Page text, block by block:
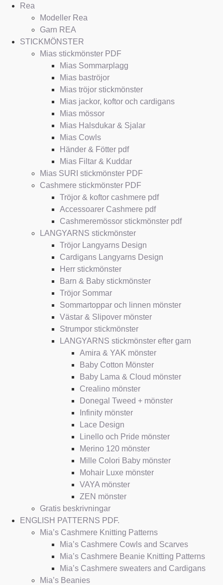
Rea
Modeller Rea
Garn REA
STICKMÖNSTER
Mias stickmönster PDF
Mias Sommarplagg
Mias baströjor
Mias tröjor stickmönster
Mias jackor, koftor och cardigans
Mias mössor
Mias Halsdukar & Sjalar
Mias Cowls
Händer & Fötter pdf
Mias Filtar & Kuddar
Mias SURI stickmönster PDF
Cashmere stickmönster PDF
Tröjor & koftor cashmere pdf
Accessoarer Cashmere pdf
Cashmeremössor stickmönster pdf
LANGYARNS stickmönster
Tröjor Langyarns Design
Cardigans Langyarns Design
Herr stickmönster
Barn & Baby stickmönster
Tröjor Sommar
Sommartoppar och linnen mönster
Västar & Slipover mönster
Strumpor stickmönster
LANGYARNS stickmönster efter garn
Amira & YAK mönster
Baby Cotton Mönster
Baby Lama & Cloud mönster
Crealino mönster
Donegal Tweed + mönster
Infinity mönster
Lace Design
Linello och Pride mönster
Merino 120 mönster
Mille Colori Baby mönster
Mohair Luxe mönster
VAYA mönster
ZEN mönster
Gratis beskrivningar
ENGLISH PATTERNS PDF.
Mia’s Cashmere Knitting Patterns
Mia’s Cashmere Cowls and Scarves
Mia’s Cashmere Beanie Knitting Patterns
Mia’s Cashmere sweaters and Cardigans
Mia’s Beanies